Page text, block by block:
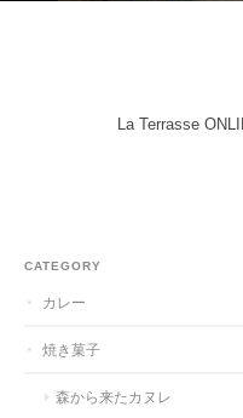
La Terrasse
CATEGORY
カレー
焼き菓子
森から来たカヌレ